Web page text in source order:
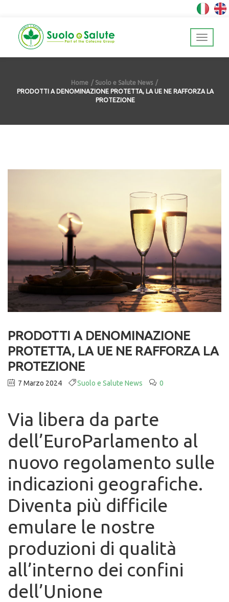
Home
Suolo e Salute News
PRODOTTI A DENOMINAZIONE PROTETTA, LA UE NE RAFFORZA LA
PROTEZIONE
PRODOTTI A DENOMINAZIONE
PROTETTA, LA UE NE RAFFORZA LA
PROTEZIONE
7 Marzo 2024 Suolo e Salute News 0
Via libera da parte
dell’EuroParlamento al
nuovo regolamento sulle
indicazioni geografiche.
Diventa più difficile
emulare le nostre
produzioni di qualità
all’interno dei confini
dell’Unione